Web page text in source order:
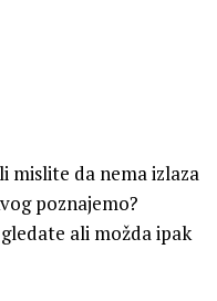
mislite da nema izlaza
poznajemo?
ali možda ipak